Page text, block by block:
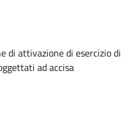
di attivazione di esercizio di
ad accisa